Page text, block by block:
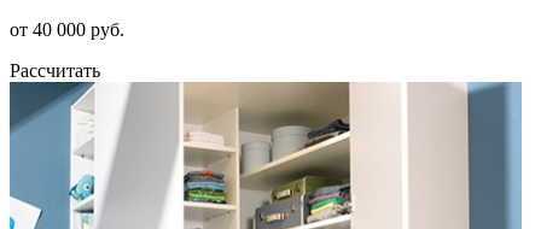
от 40 000 руб.
Рассчитать